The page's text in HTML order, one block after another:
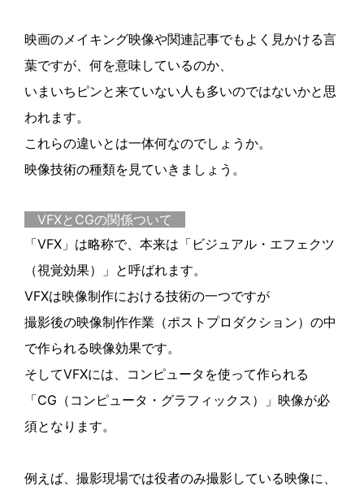
映画のメイキング映像や関連記事でもよく見かける言
葉ですが、何を意味しているのか、
いまいちピンと来ていない人も多いのではないかと思
われます。
これらの違いとは一体何なのでしょうか。
映像技術の種類を見ていきましょう。
VFXとCGの関係ついて
「VFX」は略称で、本来は「ビジュアル・エフェクツ
（視覚効果）」と呼ばれます。
VFXは映像制作における技術の一つですが
撮影後の映像制作作業（ポストプロダクション）の中
で作られる映像効果です。
そしてVFXには、コンピュータを使って作られる
「CG（コンピュータ・グラフィックス）」映像が必
須となります。
例えば、撮影現場では役者のみ撮影している映像に、